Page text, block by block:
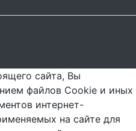
сайта, Вы
файлов Cookie и иных
интернет-
на сайте для